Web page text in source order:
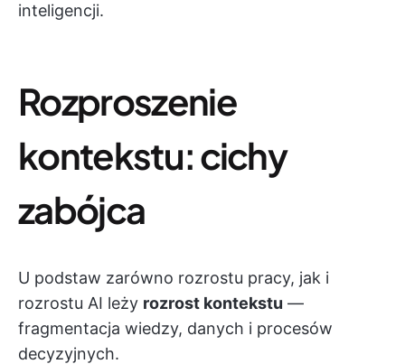
inteligencji.
Rozproszenie
kontekstu: cichy
zabójca
U podstaw zarówno rozrostu pracy, jak i
rozrostu AI leży rozrost kontekstu —
fragmentacja wiedzy, danych i procesów
decyzyjnych.